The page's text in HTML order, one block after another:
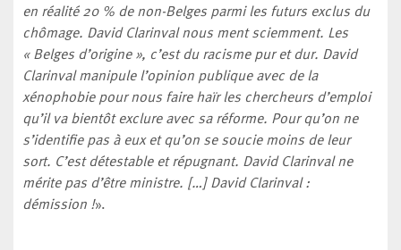
en réalité 20 % de non-Belges parmi les futurs exclus du
chômage. David Clarinval nous ment sciemment. Les
« Belges d’origine », c’est du racisme pur et dur. David
Clarinval manipule l’opinion publique avec de la
xénophobie pour nous faire haïr les chercheurs d’emploi
qu’il va bientôt exclure avec sa réforme. Pour qu’on ne
s’identifie pas à eux et qu’on se soucie moins de leur
sort. C’est détestable et répugnant. David Clarinval ne
mérite pas d’être ministre. […] David Clarinval :
démission !».